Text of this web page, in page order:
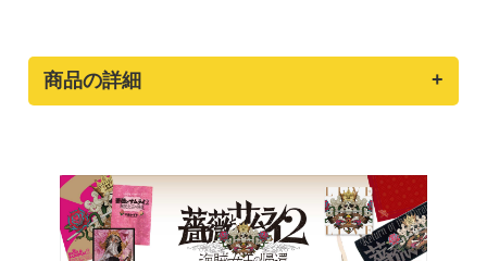
商品の詳細